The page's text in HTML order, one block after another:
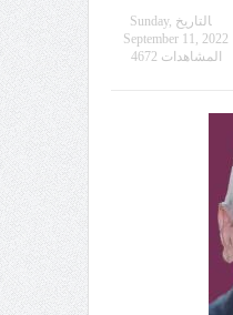
التاريخ Sunday,
September 11, 2022
المشاهدات 4672